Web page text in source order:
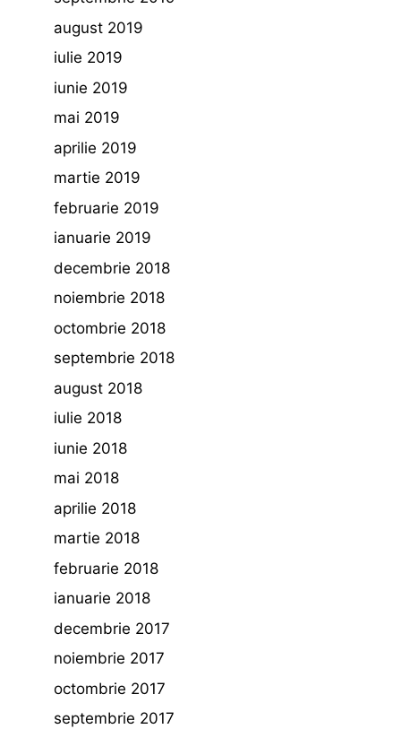
august 2019
iulie 2019
iunie 2019
mai 2019
aprilie 2019
martie 2019
februarie 2019
ianuarie 2019
decembrie 2018
noiembrie 2018
octombrie 2018
septembrie 2018
august 2018
iulie 2018
iunie 2018
mai 2018
aprilie 2018
martie 2018
februarie 2018
ianuarie 2018
decembrie 2017
noiembrie 2017
octombrie 2017
septembrie 2017